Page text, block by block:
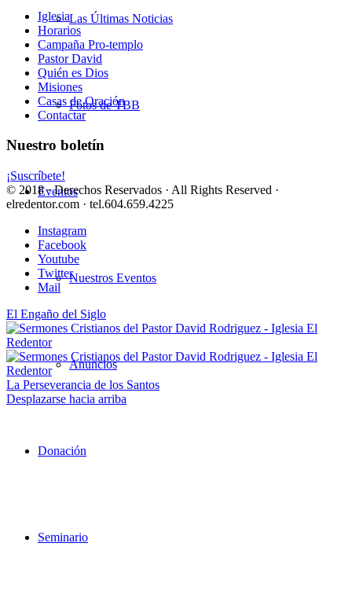
Las Últimas Noticias
Fotos de TBB
Eventos
Nuestros Eventos
Anuncios
Donación
Seminario
Iglesia
Horarios
Campaña Pro-templo
Pastor David
Quién es Dios
Misiones
Casas de Oración
Contactar
Nuestro boletín
¡Suscríbete!
© 2018 · Derechos Reservados · All Rights Reserved ·
elredentor.com · tel.604.659.4225
Instagram
Facebook
Youtube
Twitter
Mail
El Engaño del Siglo
La Perseverancia de los Santos
Desplazarse hacia arriba